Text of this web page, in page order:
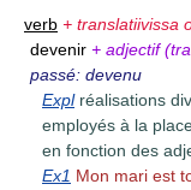
verb + translatiivissa
devenir + adjectif
passé: devenu
Expl réalisations
employés à la
en fonction des
Ex1 Mon mari est